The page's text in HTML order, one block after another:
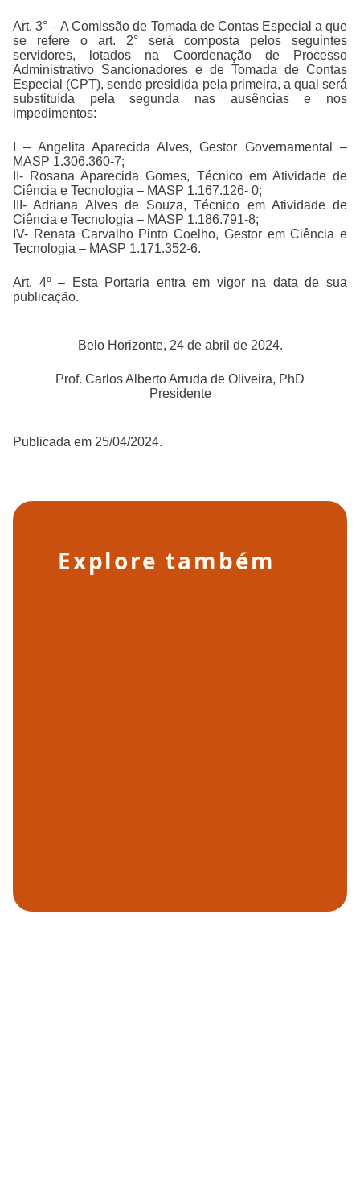
Art. 3° – A Comissão de Tomada de Contas Especial a que
se refere o art. 2° será composta pelos seguintes
servidores, lotados na Coordenação de Processo
Administrativo Sancionadores e de Tomada de Contas
Especial (CPT), sendo presidida pela primeira, a qual será
substituída pela segunda nas ausências e nos
impedimentos:
I – Angelita Aparecida Alves, Gestor Governamental –
MASP 1.306.360-7;
II- Rosana Aparecida Gomes, Técnico em Atividade de
Ciência e Tecnologia – MASP 1.167.126- 0;
III- Adriana Alves de Souza, Técnico em Atividade de
Ciência e Tecnologia – MASP 1.186.791-8;
IV- Renata Carvalho Pinto Coelho, Gestor em Ciência e
Tecnologia – MASP 1.171.352-6.
Art. 4º – Esta Portaria entra em vigor na data de sua
publicação.
Belo Horizonte, 24 de abril de 2024.
Prof. Carlos Alberto Arruda de Oliveira, PhD
Presidente
Publicada em 25/04/2024.
Explore também